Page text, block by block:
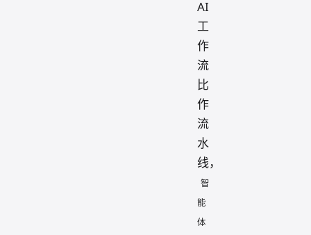
AI
工
作
流
比
作
流
水
线，
智
能
体